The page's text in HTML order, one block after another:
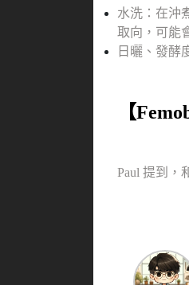
水洗：在沖
取向，可能
日曬、發酵
【
Paul 提到，